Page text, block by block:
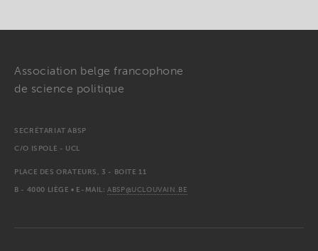
Association belge francophone
de science politique
SECRÉTARIAT ABSP
C/O ISPOLE - UCL
PLACE DES ORATEURS, 3 - BOITE 11
B - 4000 LIÈGE • E-MAIL:ABSP@UCLOUVAIN.BE